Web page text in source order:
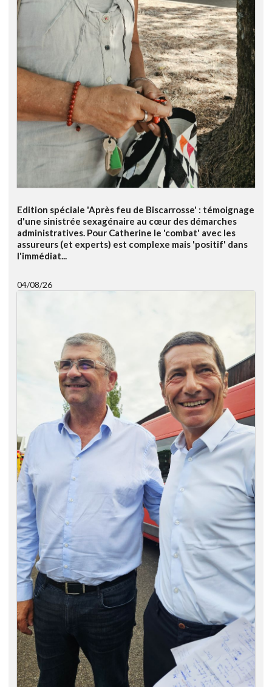
Edition spéciale 'Après feu de Biscarrosse' : témoignage
d'une sinistrée sexagénaire au cœur des démarches
administratives. Pour Catherine le 'combat' avec les
assureurs (et experts) est complexe mais 'positif' dans
l'immédiat...
04/08/26